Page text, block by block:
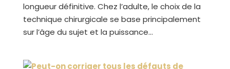
longueur définitive. Chez l’adulte, le choix de la
technique chirurgicale se base principalement
sur l’âge du sujet et la puissance...